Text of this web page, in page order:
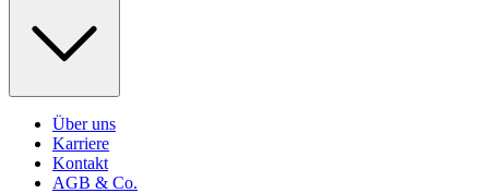
Über uns
Karriere
Kontakt
AGB & Co.